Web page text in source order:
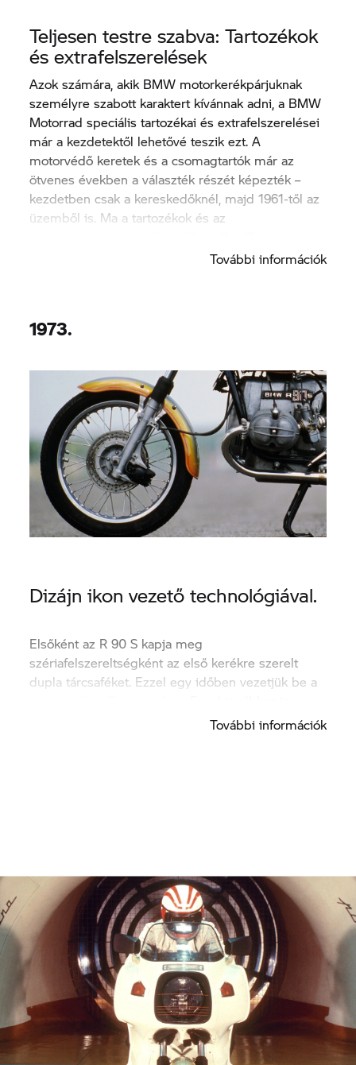
Teljesen testre szabva: Tartozékok
és extrafelszerelések
Azok számára, akik BMW motorkerékpárjuknak
személyre szabott karaktert kívánnak adni, a BMW
Motorrad speciális tartozékai és extrafelszerelései
már a kezdetektől lehetővé teszik ezt. A
motorvédő keretek és a csomagtartók már az
ötvenes években a választék részét képezték –
kezdetben csak a kereskedőknél, majd 1961-től az
üzemből is. Ma a tartozékok és az
rendelkezésre ahhoz, hogy megalkothasd saját,
További információk
1973.
Dizájn ikon vezető technológiával.
Elsőként az R 90 S kapja meg
szériafelszereltségként az első kerékre szerelt
dupla tárcsaféket. Ezzel egy időben vezetjük be a
gondoskodunk a fokozott közúti biztonságról.
További információk